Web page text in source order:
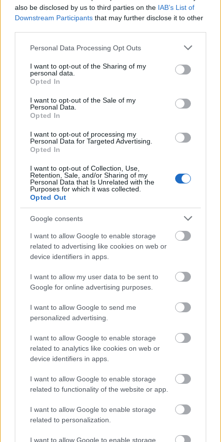
also be disclosed by us to third parties on the IAB’s List of
Downstream Participants that may further disclose it to other
Please note that this website/app uses one or more Google
not limited to your visit or usage behaviour. You may click to
grant or deny consent to Google and its third-party tags to
use your data for below specified purposes in below Google
consent section.
Personal Data Processing Opt Outs
I want to opt-out of the Sharing of my
personal data.
Opted In
I want to opt-out of the Sale of my
Personal Data.
Opted In
I want to opt-out of processing my
Personal Data for Targeted Advertising.
Opted In
I want to opt-out of Collection, Use,
Retention, Sale, and/or Sharing of my
Personal Data that Is Unrelated with the
Purposes for which it was collected.
Opted Out
Google consents
I want to allow Google to enable storage
related to advertising like cookies on web or
device identifiers in apps.
I want to allow my user data to be sent to
Google for online advertising purposes.
I want to allow Google to send me
personalized advertising.
I want to allow Google to enable storage
related to analytics like cookies on web or
device identifiers in apps.
I want to allow Google to enable storage
related to functionality of the website or app.
I want to allow Google to enable storage
related to personalization.
I want to allow Google to enable storage
Életem egyik legbizarrabb
gasztroélménye
világevő•2023. január 01.
Meglepő módon nem valami furcsa alapanyaghoz
kapcsolódik, pedig azokat is mindig megkóstolom,
hanem a legfurcsább vendéglátóipari
létesítményhez, ...